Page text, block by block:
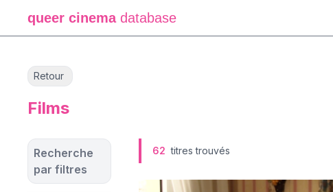
queer cinema database
Retour
Films
Recherche
par filtres
62 titres trouvés